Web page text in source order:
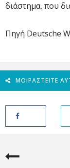
διάστημα, που
Πηγή Deutsche
ΜΟΙΡΑΣΤΕΊΤΕ